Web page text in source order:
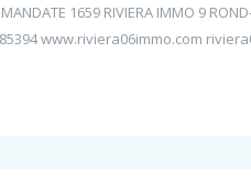
1659 RIVIERA IMMO 9
www.riviera06immo.com